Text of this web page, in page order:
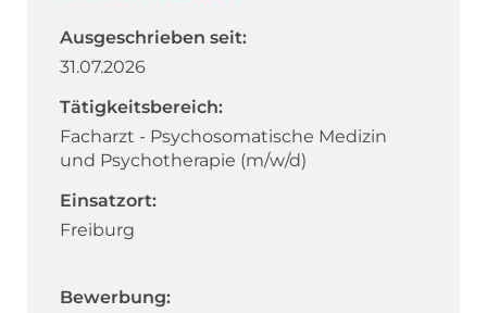
Ausgeschrieben seit:
31.07.2026
Tätigkeitsbereich:
Facharzt - Psychosomatische Medizin
und Psychotherapie (m/w/d)
Einsatzort:
Freiburg
Bewerbung: